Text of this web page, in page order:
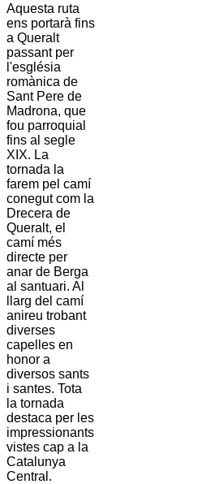
Aquesta ruta
ens portarà fins
a Queralt
passant per
l'església
romànica de
Sant Pere de
Madrona, que
fou parroquial
fins al segle
XIX. La
tornada la
farem pel camí
conegut com la
Drecera de
Queralt, el
camí més
directe per
anar de Berga
al santuari. Al
llarg del camí
anireu trobant
diverses
capelles en
honor a
diversos sants
i santes. Tota
la tornada
destaca per les
impressionants
vistes cap a la
Catalunya
Central.